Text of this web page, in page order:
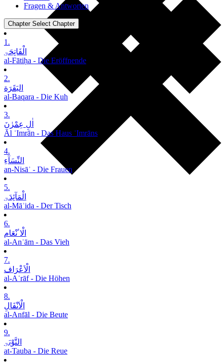
Fragen & Antworten
Chapter Select Chapter
1.
الْفَاتِحَۃِ
al-Fātiḥa - Die Eröffnende
2.
البَقَرَة
al-Baqara - Die Kuh
3.
اٰلِ عِمْرٰنَ
Āl ʿImrān - Das Haus ʿImrāns
4.
النِّسَآءِ
an-Nisāʾ - Die Frauen
5.
الْمَآئِدَۃِ
al-Māʾida - Der Tisch
6.
الْاٴنْعَام
al-Anʿām - Das Vieh
7.
الْاَعْرَاف
al-Aʿrāf - Die Höhen
8.
الْاَنْفَالِ
al-Anfāl - Die Beute
9.
التَّوْبَۃِ
at-Tauba - Die Reue